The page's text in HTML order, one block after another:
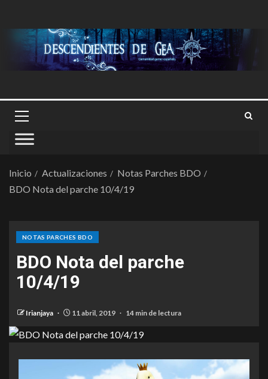
Inicio Actualizaciones
Notas Parches BDO
BDO Nota del parche 10/4/19
NOTAS PARCHES BDO
BDO Nota del parche
10/4/19
Irianjaya 11 abril, 2019 14 min de lectura